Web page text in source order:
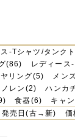
-Tシャツ/タンク
(86)
レディース
リング(5)
メン
ノレン(2) ハンカ
食器(6) キャ
発売日(古→新)